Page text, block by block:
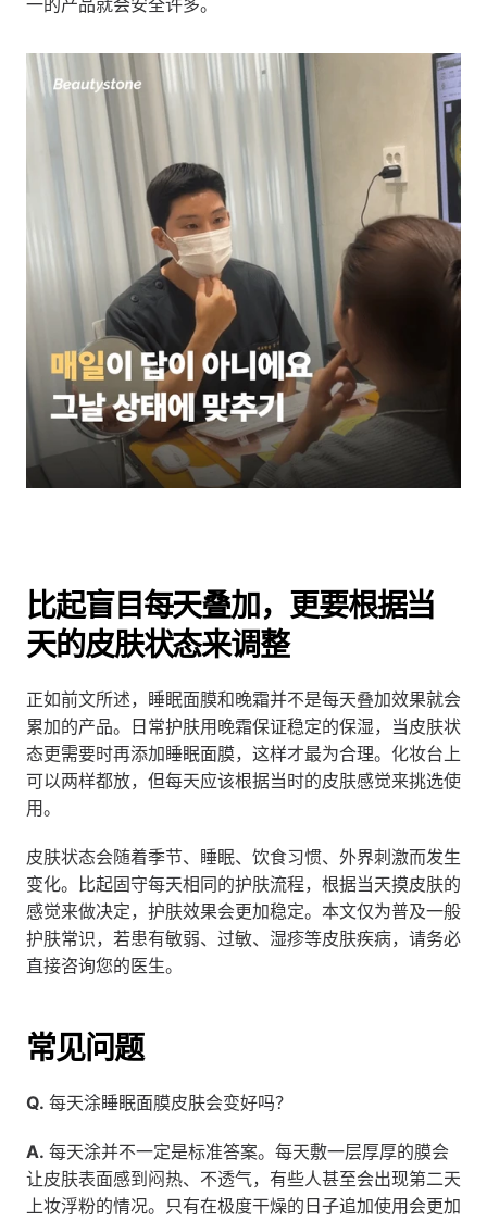
一的产品就会安全许多。
比起盲目每天叠加，更要根据当
天的皮肤状态来调整
正如前文所述，睡眠面膜和晚霜并不是每天叠加效果就会
累加的产品。日常护肤用晚霜保证稳定的保湿，当皮肤状
态更需要时再添加睡眠面膜，这样才最为合理。化妆台上
可以两样都放，但每天应该根据当时的皮肤感觉来挑选使
用。
皮肤状态会随着季节、睡眠、饮食习惯、外界刺激而发生
变化。比起固守每天相同的护肤流程，根据当天摸皮肤的
感觉来做决定，护肤效果会更加稳定。本文仅为普及一般
护肤常识，若患有敏弱、过敏、湿疹等皮肤疾病，请务必
直接咨询您的医生。
常见问题
Q. 每天涂睡眠面膜皮肤会变好吗？
A. 每天涂并不一定是标准答案。每天敷一层厚厚的膜会
让皮肤表面感到闷热、不透气，有些人甚至会出现第二天
上妆浮粉的情况。只有在极度干燥的日子追加使用会更加